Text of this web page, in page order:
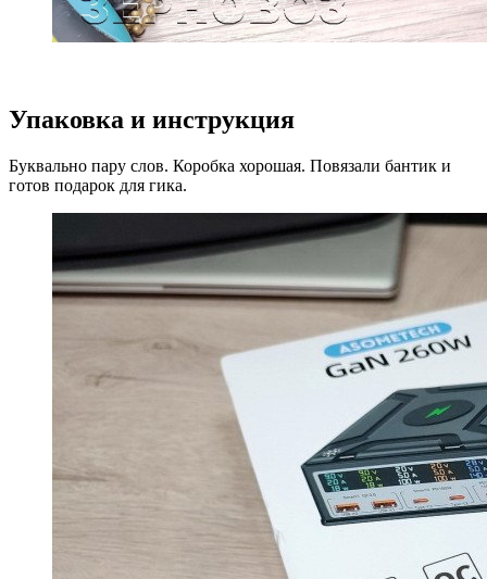
Упаковка и инструкция
Буквально пару слов. Коробка хорошая. Повязали бантик и
готов подарок для гика.